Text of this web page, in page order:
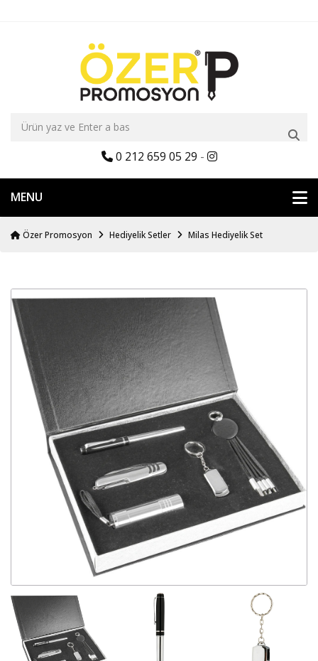
0 212 659 05 29 -
MENU
Özer Promosyon Hediyelik Setler Milas Hediyelik Set